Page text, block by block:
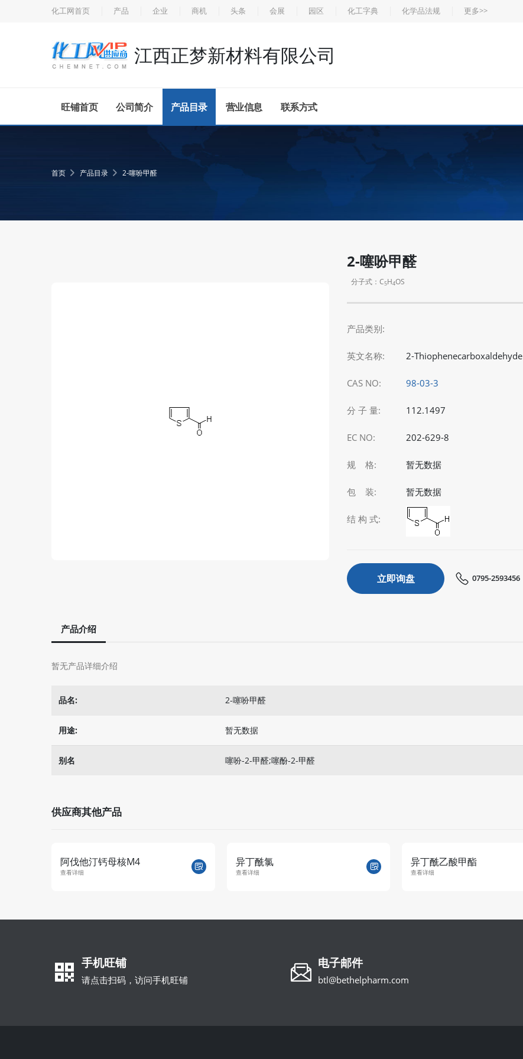
化工网首页 产品 企业 商机 头条 会展 园区 化工字典 化学品法规 更多>>
江西正梦新材料有限公司
旺铺首页 公司简介 产品目录 营业信息 联系方式
首页 产品目录 2-噻吩甲醛
2-噻吩甲醛
分子式：C5H4OS
产品类别:
英文名称: 2-Thiophenecarboxaldehyde
CAS NO: 98-03-3
分 子 量: 112.1497
EC NO: 202-629-8
规 格: 暂无数据
包 装: 暂无数据
结 构 式:
立即询盘 0795-2593456
产品介绍
暂无产品详细介绍
品名: 2-噻吩甲醛
用途: 暂无数据
别名 噻吩-2-甲醛;噻酚-2-甲醛
供应商其他产品
阿伐他汀钙母核M4
查看详细
异丁酰氯
查看详细
异丁酰乙酸甲酯
查看详细
手机旺铺
请点击扫码，访问手机旺铺
电子邮件
btl@bethelpharm.com